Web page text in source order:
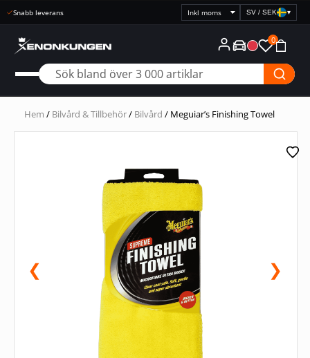
Snabb leverans
Välj
prisvisning
SV / SEK ▾
0
Hem / Bilvård & Tillbehör/ Bilvård / Meguiar’s Finishing Towel
❮ ❯